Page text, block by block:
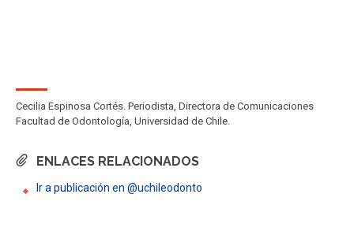
ENLACES RELACIONADOS
Ir a publicación en @uchileodonto
Cecilia Espinosa Cortés. Periodista, Directora de Comunicaciones
Facultad de Odontología, Universidad de Chile.